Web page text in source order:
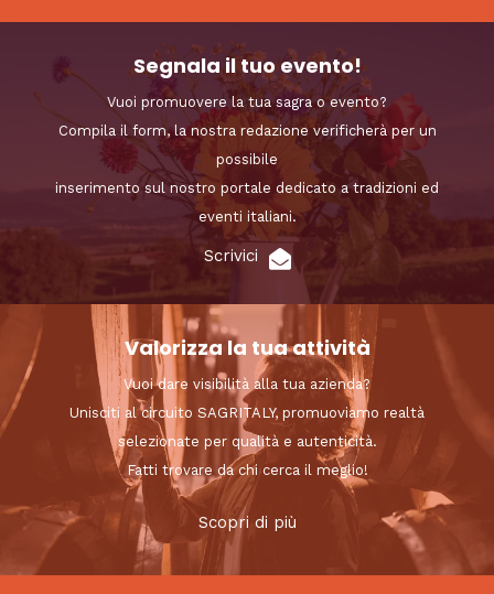
Segnala il tuo evento!
Vuoi promuovere la tua sagra o evento?
Compila il form, la nostra redazione verificherà per un
possibile
inserimento sul nostro portale dedicato a tradizioni ed
eventi italiani.
Scrivici
Valorizza la tua attività
Vuoi dare visibilità alla tua azienda?
Unisciti al circuito SAGRITALY, promuoviamo realtà
selezionate per qualità e autenticità.
Fatti trovare da chi cerca il meglio!
Scopri di più